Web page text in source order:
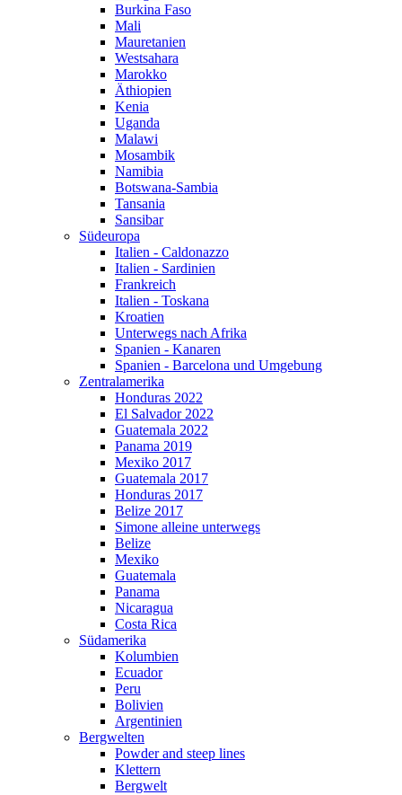
Burkina Faso
Mali
Mauretanien
Westsahara
Marokko
Äthiopien
Kenia
Uganda
Malawi
Mosambik
Namibia
Botswana-Sambia
Tansania
Sansibar
Südeuropa
Italien - Caldonazzo
Italien - Sardinien
Frankreich
Italien - Toskana
Kroatien
Unterwegs nach Afrika
Spanien - Kanaren
Spanien - Barcelona und Umgebung
Zentralamerika
Honduras 2022
El Salvador 2022
Guatemala 2022
Panama 2019
Mexiko 2017
Guatemala 2017
Honduras 2017
Belize 2017
Simone alleine unterwegs
Belize
Mexiko
Guatemala
Panama
Nicaragua
Costa Rica
Südamerika
Kolumbien
Ecuador
Peru
Bolivien
Argentinien
Bergwelten
Powder and steep lines
Klettern
Bergwelt